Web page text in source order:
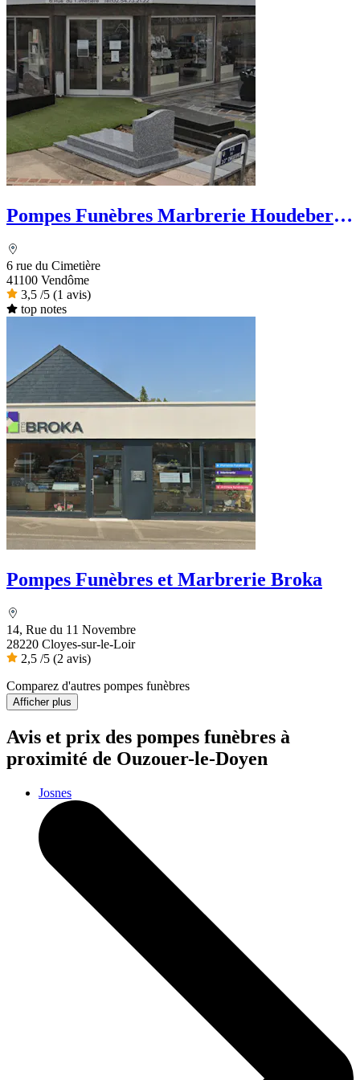
Pompes Funèbres Marbrerie Houdebert
6 rue du Cimetière
41100 Vendôme
3,5 /5 (1 avis)
top notes
Pompes Funèbres et Marbrerie Broka
14, Rue du 11 Novembre
28220 Cloyes-sur-le-Loir
2,5 /5 (2 avis)
Comparez d'autres pompes funèbres
Afficher plus
Avis et prix des pompes funèbres à
proximité de Ouzouer-le-Doyen
Josnes